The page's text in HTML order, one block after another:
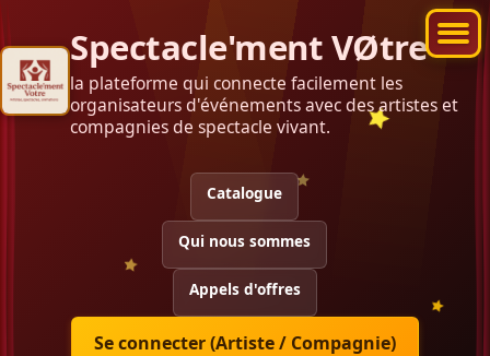
Spectacle'ment VØtre
la plateforme qui connecte facilement les
organisateurs d'événements avec des artistes et
compagnies de spectacle vivant.
Catalogue
Qui nous sommes
Appels d'offres
Se connecter (Artiste / Compagnie)